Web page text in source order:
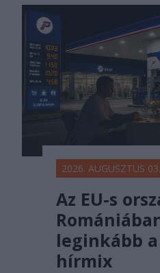
2026. AUGUSZTUS
Az EU-s
leginkább
hírmix